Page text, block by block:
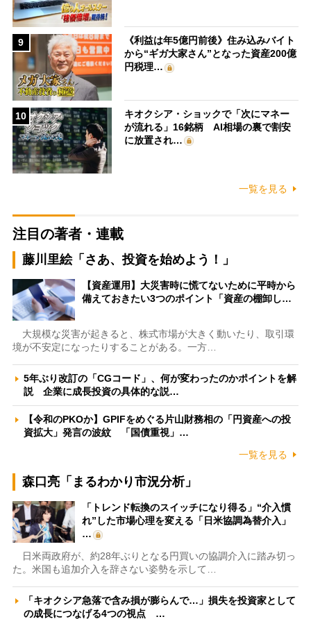
9
《利益は年5億円前後》住み込みバイト
から“ギガ大家さん”となった資産200億
円税理…
10
キオクシア・ショックで「次にマネー
が流れる」16銘柄 AI相場の裏で割安
に放置され…
一覧を見る
注目の著者・連載
藤川里絵「さあ、投資を始めよう！」
【資産運用】大災害時に慌てないために平時から
備えておきたい3つのポイント「資産の棚卸し…
大規模な災害が起きると、株式市場が大きく動いたり、取引環
境が不安定になったりすることがある。一方…
5年ぶり改訂の「CGコード」、何が変わったのかポイントを解
説 企業に成長投資の具体的な説…
【令和のPKOか】GPIFをめぐる片山財務相の「円資産への投
資拡大」発言の波紋 「国債重視」…
一覧を見る
森口亮「まるわかり市況分析」
「トレンド転換のスイッチになり得る」“介入慣
れ”した市場心理を変える「日米協調為替介入」
…
日米両政府が、約28年ぶりとなる円買いの協調介入に踏み切っ
た。米国も追加介入を辞さない姿勢を示して…
「キオクシア急落で含み損が膨らんで…」損失を投資家として
の成長につなげる4つの視点 …